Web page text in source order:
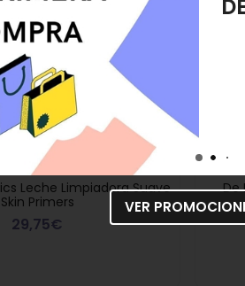
Leche Limpiadora Suave
Skin Primers
29,75€
De
VER